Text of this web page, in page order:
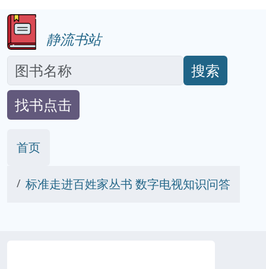
静流书站
搜索
找书点击
首页
标准走进百姓家丛书 数字电视知识问答